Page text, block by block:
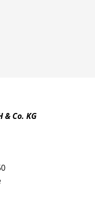
& Co. KG